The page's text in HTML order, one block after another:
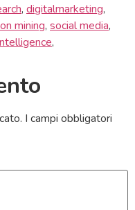
, digitalmarketing,
mining, social media,
,
I campi obbligatori